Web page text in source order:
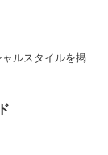
ルスタイルを掲